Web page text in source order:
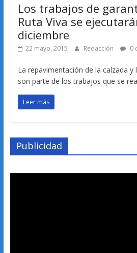
Los trabajos de
Ruta Viva se
diciembre
22 mayo, 2015 Redacción 0
La repavimentación de la calzada y
son parte de los trabajos que se
Leer más
Publicidad